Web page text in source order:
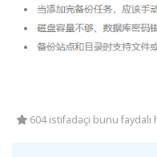
604 istifadəçi bunu